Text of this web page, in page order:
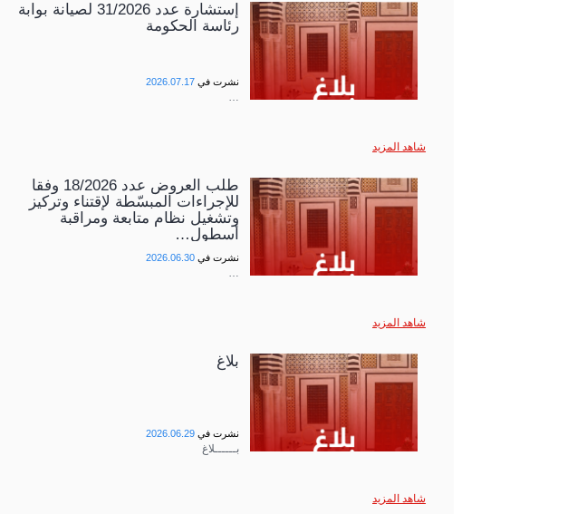
إستشارة عدد 31/2026 لصيانة بوابة
رئاسة الحكومة
نشرت في 2026.07.17
…
شاهد المزيد
طلب العروض عدد 18/2026 وفقا
للإجراءات المبسّطة لإقتناء وتركيز
وتشغيل نظام متابعة ومراقبة
أسطول…
نشرت في 2026.06.30
…
شاهد المزيد
بلاغ
نشرت في 2026.06.29
بــــــلاغ
شاهد المزيد